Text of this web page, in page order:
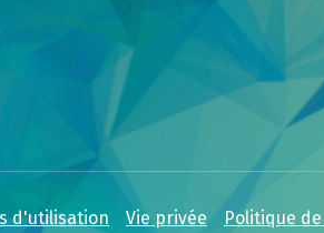
d'utilisation Vie privée Politique